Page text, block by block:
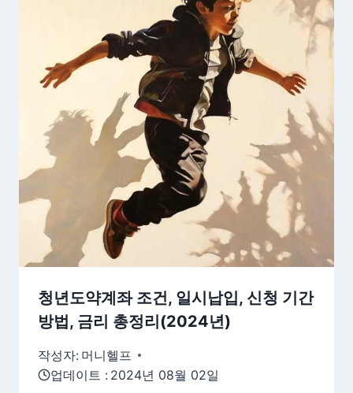
청년도약계좌 조건, 일시납입, 신청 기간
방법, 금리 총정리(2024년)
작성자: 머니헬프
업데이트 : 2024년 08월 02일